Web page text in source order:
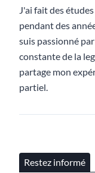
J'ai fait des
pendant des
suis passionné
constante de la
partage mon
partiel.
Restez informé